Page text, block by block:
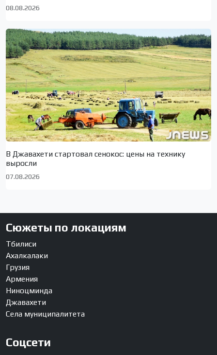
08.08.2026
В Джавахети стартовал сенокос: цены на технику
выросли
07.08.2026
Сюжеты по локациям
Тбилиси
Ахалкалаки
Грузия
Армения
Ниноцминда
Джавахети
Села муниципалитета
Соцсети